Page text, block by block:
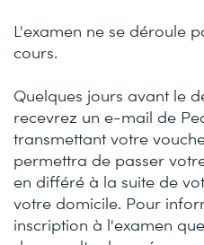
L'examen ne se déroule
cours.
Quelques jours avant le
recevrez un e-mail de
transmettant votre
permettra de passer
en différé à la suite de
votre domicile. Pour
inscription à l'examen